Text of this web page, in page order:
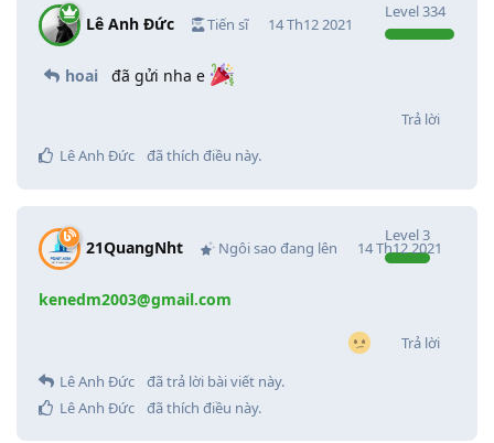
Lê Anh Đức Tiến sĩ
Level334
14 Th12 2021
hoai đã gửi nha e
Trả lời
Lê Anh Đức
đã thích điều này.
21QuangNht Ngôi sao đang lên
Level3
14 Th12 2021
kenedm2003@gmail.com
Trả lời
Lê Anh Đức
đã trả lời bài viết này.
Lê Anh Đức
đã thích điều này.